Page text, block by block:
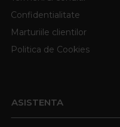
Confidentialitate
Marturiile clientilor
Politica de Cookies
ASISTENTA